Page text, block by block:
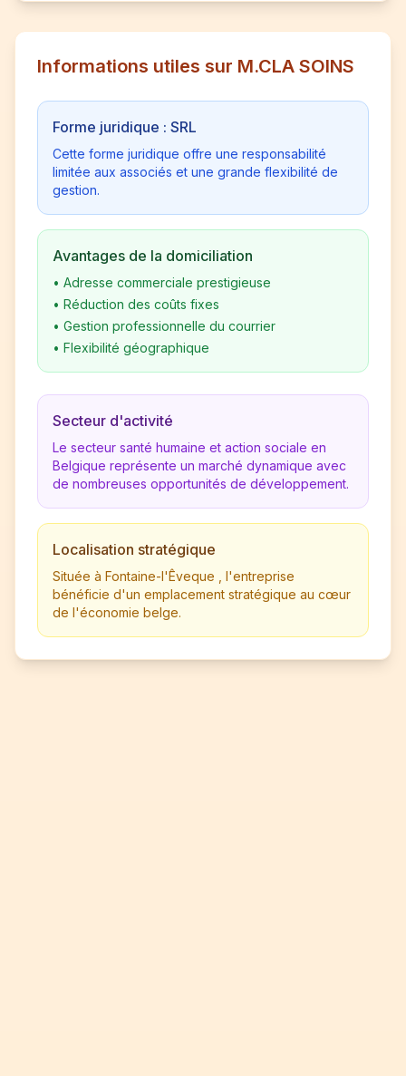
Informations utiles sur M.CLA SOINS
Forme juridique : SRL
Cette forme juridique offre une responsabilité
limitée aux associés et une grande flexibilité de
gestion.
Avantages de la domiciliation
• Adresse commerciale prestigieuse
• Réduction des coûts fixes
• Gestion professionnelle du courrier
• Flexibilité géographique
Secteur d'activité
Le secteur santé humaine et action sociale en
Belgique représente un marché dynamique avec
de nombreuses opportunités de développement.
Localisation stratégique
Située à Fontaine-l'Êveque , l'entreprise
bénéficie d'un emplacement stratégique au cœur
de l'économie belge.